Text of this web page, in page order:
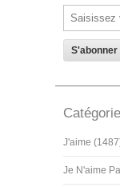
Email
J'aime
Je N'aime